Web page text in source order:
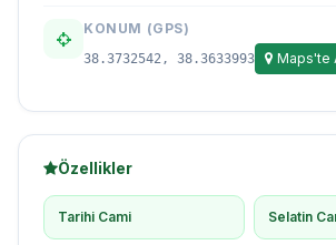
KONUM (GPS)
38.3732542, 38.3633993 Maps'te
Özellikler
Tarihi Cami Selatin